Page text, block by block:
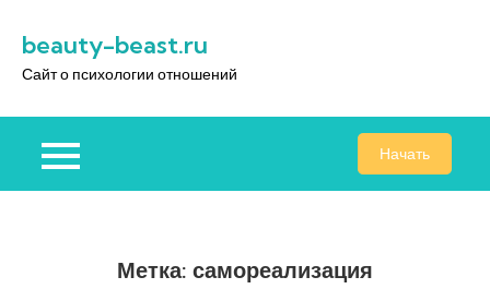
содержимому
beauty-beast.ru
Сайт о психологии отношений
Начать
Метка: самореализация